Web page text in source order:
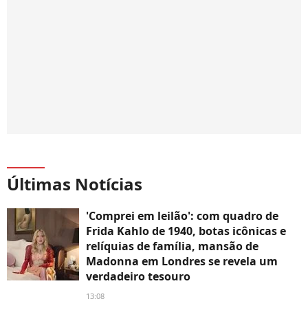
Últimas Notícias
'Comprei em leilão': com quadro de
Frida Kahlo de 1940, botas icônicas e
relíquias de família, mansão de
Madonna em Londres se revela um
verdadeiro tesouro
13:08